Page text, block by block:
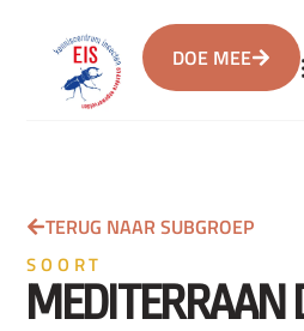
DOE MEE
TERUG NAAR SUBGROEP
SOORT
MEDITERRAAN